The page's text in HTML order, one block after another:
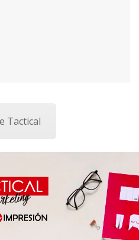
Tactical